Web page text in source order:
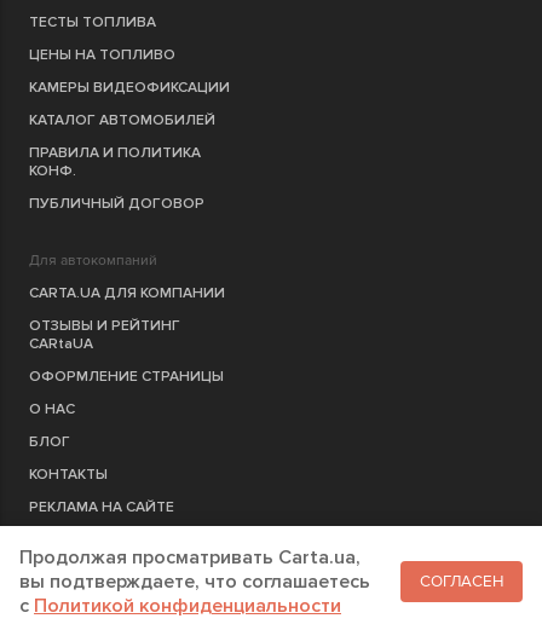
ТЕСТЫ ТОПЛИВА
ЦЕНЫ НА ТОПЛИВО
КАМЕРЫ ВИДЕОФИКСАЦИИ
КАТАЛОГ АВТОМОБИЛЕЙ
ПРАВИЛА И ПОЛИТИКА
КОНФ.
ПУБЛИЧНЫЙ ДОГОВОР
Для автокомпаний
CARTA.UA ДЛЯ КОМПАНИИ
ОТЗЫВЫ И РЕЙТИНГ
CARtaUA
ОФОРМЛЕНИЕ СТРАНИЦЫ
О НАС
БЛОГ
КОНТАКТЫ
РЕКЛАМА НА САЙТЕ
РЕГИСТРАЦИЯ КОМПАНИЮ
Продолжая просматривать Carta.ua,
вы подтверждаете, что соглашаетесь
c Политикой конфиденциальности
СОГЛАСЕН